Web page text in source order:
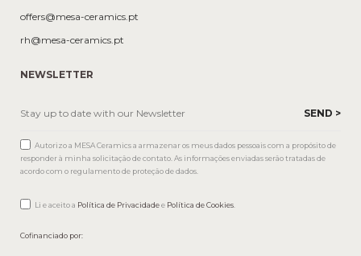
offers@mesa-ceramics.pt
rh@mesa-ceramics.pt
NEWSLETTER
Autorizo a MESA Ceramics a armazenar os meus dados pessoais com a propósito de
responder à minha solicitação de contato. As informações enviadas serão tratadas de
acordo com o regulamento de proteção de dados.
Li e aceito a Política de Privacidadee Política de Cookies
Cofinanciado por: